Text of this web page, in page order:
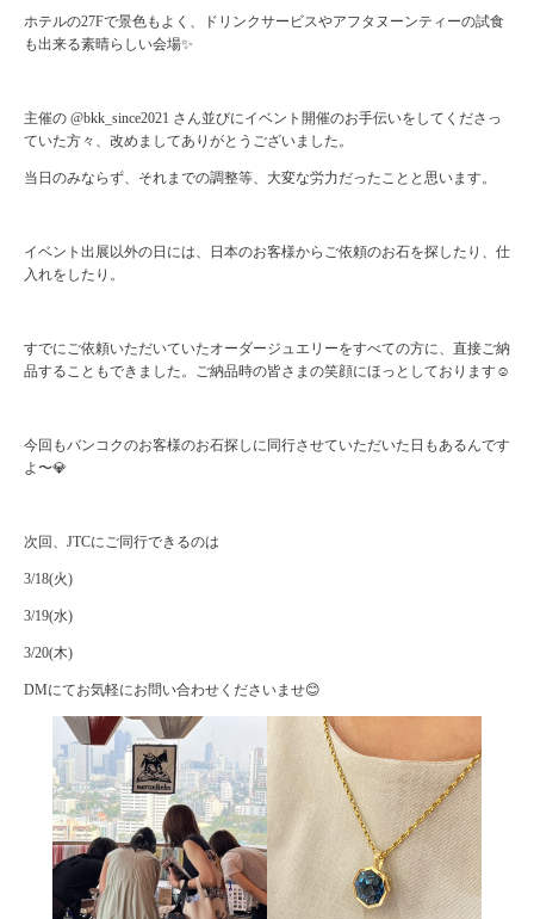
ホテルの27Fで景色もよく、ドリンクサービスやアフタヌーンティーの試食
も出来る素晴らしい会場✨
主催の @bkk_since2021 さん並びにイベント開催のお手伝いをしてくださっ
ていた方々、改めましてありがとうございました。
当日のみならず、それまでの調整等、大変な労力だったことと思います。
イベント出展以外の日には、日本のお客様からご依頼のお石を探したり、仕
入れをしたり。
すでにご依頼いただいていたオーダージュエリーをすべての方に、直接ご納
品することもできました。ご納品時の皆さまの笑顔にほっとしております☺️
今回もバンコクのお客様のお石探しに同行させていただいた日もあるんです
よ〜💎
次回、JTCにご同行できるのは
3/18(火)
3/19(水)
3/20(木)
DMにてお気軽にお問い合わせくださいませ😊